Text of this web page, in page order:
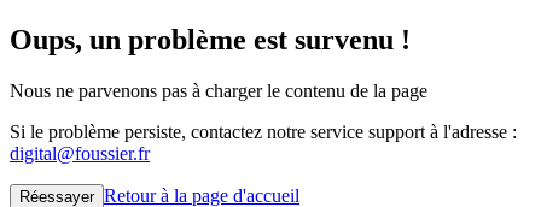
Oups, un problème est survenu !
Nous ne parvenons pas à charger le contenu de la page
Si le problème persiste, contactez notre service support à l'adresse :
digital@foussier.fr
Réessayer Retour à la page d'accueil